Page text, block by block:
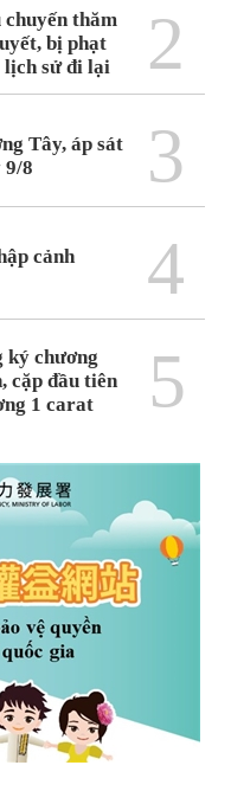
thăm
bị phạt
lịch sử đi lại
2
Tây, áp sát
9/8
3
cảnh
4
ký chương
cặp đầu tiên
1 carat
5